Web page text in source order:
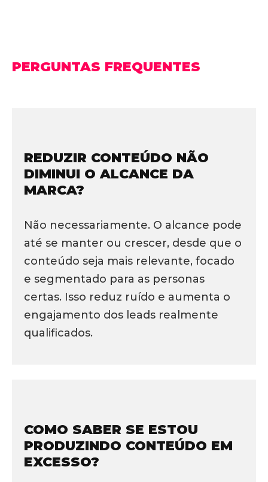
PERGUNTAS FREQUENTES
REDUZIR CONTEÚDO NÃO
DIMINUI O ALCANCE DA
MARCA?
Não necessariamente. O alcance pode
até se manter ou crescer, desde que o
conteúdo seja mais relevante, focado
e segmentado para as personas
certas. Isso reduz ruído e aumenta o
engajamento dos leads realmente
qualificados.
COMO SABER SE ESTOU
PRODUZINDO CONTEÚDO EM
EXCESSO?